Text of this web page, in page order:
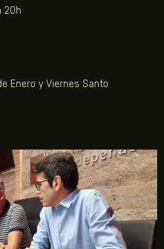
20h
Enero y Viernes Santo